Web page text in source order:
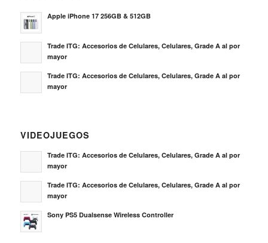
Apple iPhone 17 256GB & 512GB
Trade ITG: Accesorios de Celulares, Celulares, Grade A al por
mayor
Trade ITG: Accesorios de Celulares, Celulares, Grade A al por
mayor
VIDEOJUEGOS
Trade ITG: Accesorios de Celulares, Celulares, Grade A al por
mayor
Trade ITG: Accesorios de Celulares, Celulares, Grade A al por
mayor
Sony PS5 Dualsense Wireless Controller